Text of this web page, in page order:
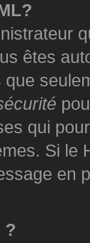
êtes
qui
Si le
en
?